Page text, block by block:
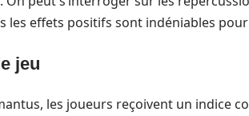
les effets positifs sont indéniables
jeu
les joueurs reçoivent un indice